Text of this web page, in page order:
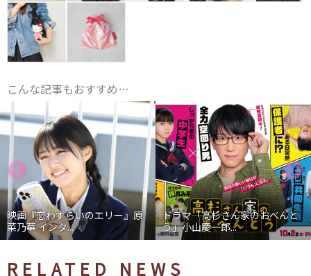
こんな記事もおすすめ…
映画『恋わずらいのエリー』原
菜乃華 インタ...
ドラマ「高杉さん家のおべんと
う」小山慶一郎...
RELATED NEWS